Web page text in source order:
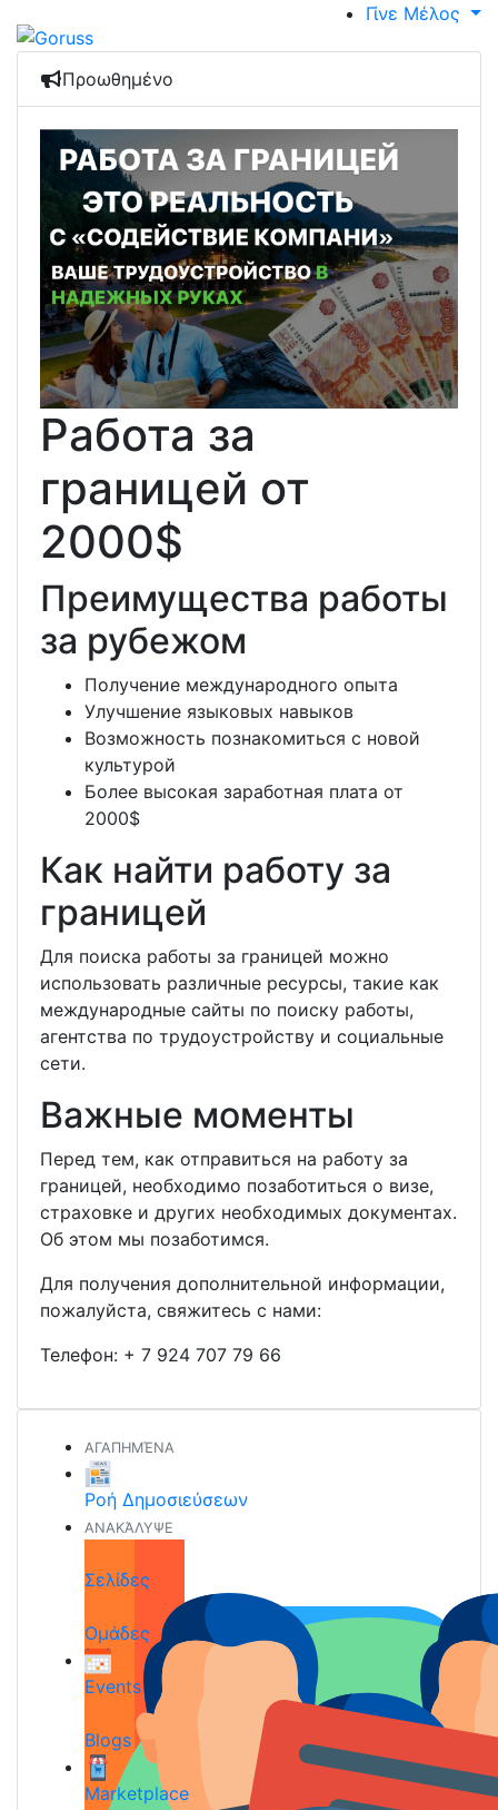
Γίνε Μέλος
Προωθημένο
Работа за
границей от
2000$
Преимущества работы
за рубежом
Получение международного опыта
Улучшение языковых навыков
Возможность познакомиться с новой
культурой
Более высокая заработная плата от
2000$
Как найти работу за
границей
Для поиска работы за границей можно
использовать различные ресурсы, такие как
международные сайты по поиску работы,
агентства по трудоустройству и социальные
сети.
Важные моменты
Перед тем, как отправиться на работу за
границей, необходимо позаботиться о визе,
страховке и других необходимых документах.
Об этом мы позаботимся.
Для получения дополнительной информации,
пожалуйста, свяжитесь с нами:
Телефон: + 7 924 707 79 66
ΑΓΑΠΗΜΈΝΑ
Ροή Δημοσιεύσεων
ΑΝΑΚΆΛΥΨΕ
Σελίδες
Ομάδες
Events
Blogs
Marketplace